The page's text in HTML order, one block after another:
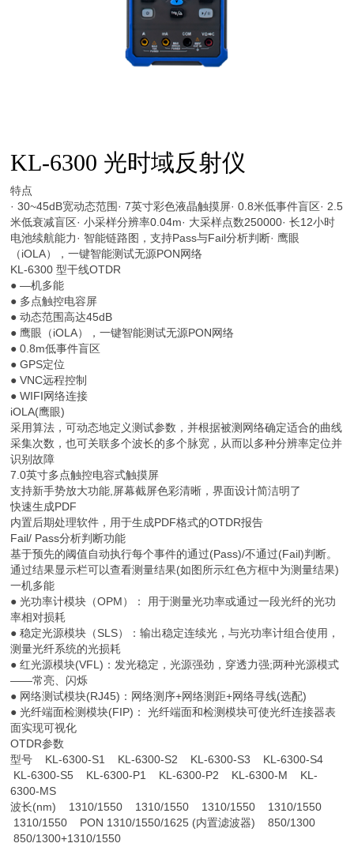
KL-6300 光时域反射仪
特点
· 30~45dB宽动态范围· 7英寸彩色液晶触摸屏· 0.8米低事件盲区· 2.5
米低衰减盲区· 小采样分辨率0.04m· 大采样点数250000· 长12小时
电池续航能力· 智能链路图，支持Pass与Fail分析判断· 鹰眼
（iOLA），一键智能测试无源PON网络
KL-6300 型干线OTDR
● —机多能
● 多点触控电容屏
● 动态范围高达45dB
● 鹰眼（iOLA），一键智能测试无源PON网络
● 0.8m低事件盲区
● GPS定位
● VNC远程控制
● WIFI网络连接
iOLA(鹰眼)
采用算法，可动态地定义测试参数，并根据被测网络确定适合的曲线
采集次数，也可关联多个波长的多个脉宽，从而以多种分辨率定位并
识别故障
7.0英寸多点触控电容式触摸屏
支持新手势放大功能,屏幕截屏色彩清晰，界面设计简洁明了
快速生成PDF
内置后期处理软件，用于生成PDF格式的OTDR报告
Fail/ Pass分析判断功能
基于预先的阈值自动执行每个事件的通过(Pass)/不通过(Fail)判断。
通过结果显示栏可以查看测量结果(如图所示红色方框中为测量结果)
一机多能
● 光功率计模块（OPM）： 用于测量光功率或通过一段光纤的光功
率相对损耗
● 稳定光源模块（SLS）：输出稳定连续光，与光功率计组合使用，
测量光纤系统的光损耗
● 红光源模块(VFL)：发光稳定，光源强劲，穿透力强;两种光源模式
——常亮、闪烁
● 网络测试模块(RJ45)：网络测序+网络测距+网络寻线(选配)
● 光纤端面检测模块(FIP)： 光纤端面和检测模块可使光纤连接器表
面实现可视化
OTDR参数
型号 KL-6300-S1 KL-6300-S2 KL-6300-S3 KL-6300-S4
KL-6300-S5 KL-6300-P1 KL-6300-P2 KL-6300-M KL-
6300-MS
波长(nm) 1310/1550 1310/1550 1310/1550 1310/1550
1310/1550 PON 1310/1550/1625 (内置滤波器) 850/1300
850/1300+1310/1550